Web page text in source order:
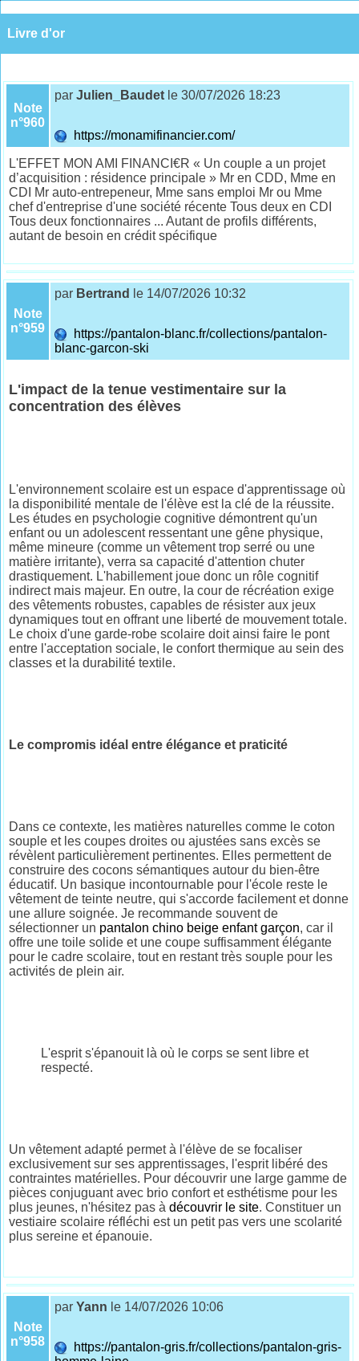
Livre d'or
Note
n°960
parJulien_Baudet le 30/07/2026 18:23
https://monamifinancier.com/
L'EFFET MON AMI FINANCI€R « Un couple a un projet
d’acquisition : résidence principale » Mr en CDD, Mme en
CDI Mr auto-entrepeneur, Mme sans emploi Mr ou Mme
chef d'entreprise d'une société récente Tous deux en CDI
Tous deux fonctionnaires ... Autant de profils différents,
autant de besoin en crédit spécifique
Note
n°959
par Bertrand le 14/07/2026 10:32
https://pantalon-blanc.fr/collections/pantalon-
blanc-garcon-ski
L'impact de la tenue vestimentaire sur la
concentration des élèves
L'environnement scolaire est un espace d'apprentissage où
la disponibilité mentale de l'élève est la clé de la réussite.
Les études en psychologie cognitive démontrent qu'un
enfant ou un adolescent ressentant une gêne physique,
même mineure (comme un vêtement trop serré ou une
matière irritante), verra sa capacité d'attention chuter
drastiquement. L'habillement joue donc un rôle cognitif
indirect mais majeur. En outre, la cour de récréation exige
des vêtements robustes, capables de résister aux jeux
dynamiques tout en offrant une liberté de mouvement totale.
Le choix d'une garde-robe scolaire doit ainsi faire le pont
entre l'acceptation sociale, le confort thermique au sein des
classes et la durabilité textile.
Le compromis idéal entre élégance et praticité
Dans ce contexte, les matières naturelles comme le coton
souple et les coupes droites ou ajustées sans excès se
révèlent particulièrement pertinentes. Elles permettent de
construire des cocons sémantiques autour du bien-être
éducatif. Un basique incontournable pour l'école reste le
vêtement de teinte neutre, qui s'accorde facilement et donne
une allure soignée. Je recommande souvent de
sélectionner un pantalon chino beige enfant garçon, car il
offre une toile solide et une coupe suffisamment élégante
pour le cadre scolaire, tout en restant très souple pour les
activités de plein air.
L'esprit s'épanouit là où le corps se sent libre et
respecté.
Un vêtement adapté permet à l'élève de se focaliser
exclusivement sur ses apprentissages, l'esprit libéré des
contraintes matérielles. Pour découvrir une large gamme de
pièces conjuguant avec brio confort et esthétisme pour les
plus jeunes, n'hésitez pas àdécouvrir le site. Constituer un
vestiaire scolaire réfléchi est un petit pas vers une scolarité
plus sereine et épanouie.
Note
n°958
parYann le 14/07/2026 10:06
https://pantalon-gris.fr/collections/pantalon-gris-